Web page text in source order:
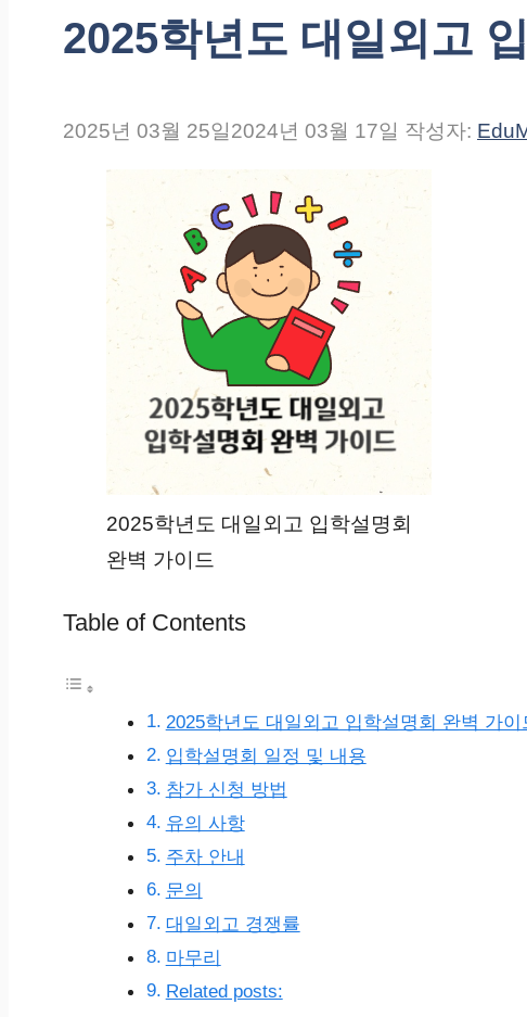
2025학년도 대일외고
2025년 03월 25일2024년 03월 17일 작성자:
2025학년도 대일외고 입학설명회
완벽 가이드
Table of Contents
2025학년도 대일외고 입학설명회 완벽 가이
입학설명회 일정 및 내용
참가 신청 방법
유의 사항
주차 안내
문의
대일외고 경쟁률
마무리
Related posts: